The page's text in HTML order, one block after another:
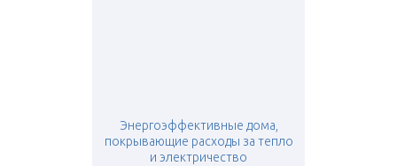
Энергоэффективные дома,
покрывающие расходы за тепло
и электричество